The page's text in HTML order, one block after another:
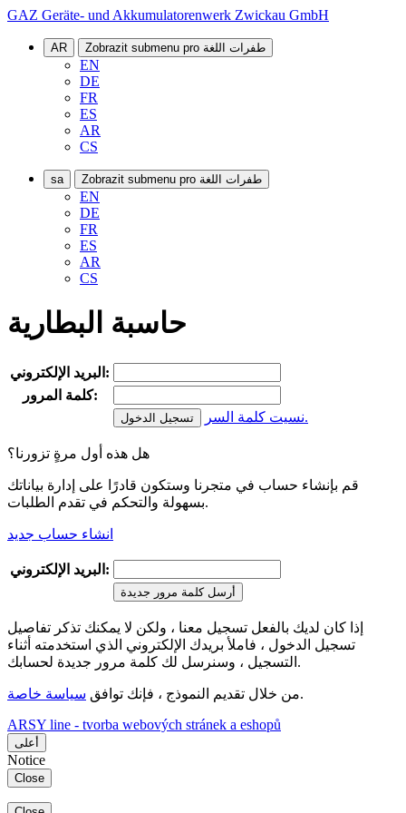
GAZ Geräte- und Akkumulatorenwerk Zwickau GmbH
AR Zobrazit submenu pro طفرات اللغة
EN
DE
FR
ES
AR
CS
sa Zobrazit submenu pro طفرات اللغة
EN
DE
FR
ES
AR
CS
حاسبة البطارية
البريد الإلكتروني:
كلمة المرور:
نسيت كلمة السر.
هل هذه أول مرةٍ تزورنا؟
قم بإنشاء حساب في متجرنا وستكون قادرًا على إدارة بياناتك
بسهولة والتحكم في تقدم الطلبات.
انشاء حساب جديد
البريد الإلكتروني:
أرسل كلمة مرور جديدة
إذا كان لديك بالفعل تسجيل معنا ، ولكن لا يمكنك تذكر تفاصيل
تسجيل الدخول ، فاملأ بريدك الإلكتروني الذي استخدمته أثناء
التسجيل ، وسنرسل لك كلمة مرور جديدة لحسابك.
من خلال تقديم النموذج ، فإنك توافق سياسة خاصة
.
ARSY line - tvorba webových stránek a eshopů
أعلى
Notice
Close